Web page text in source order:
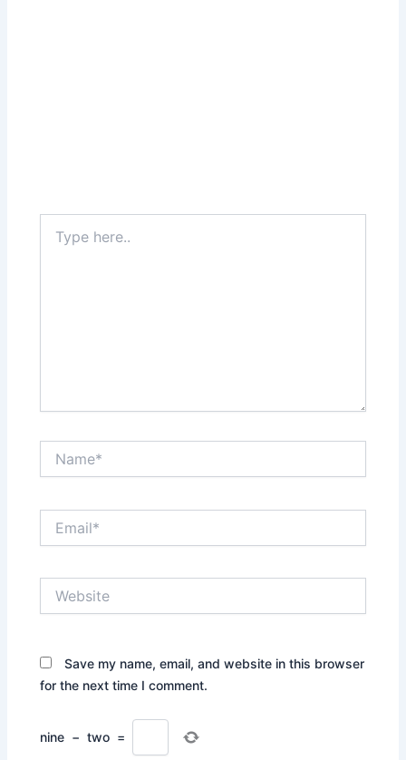
here..
Save my name, email, and website in this browser
for the next time I comment.
nine − two =